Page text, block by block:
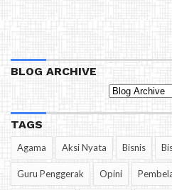
BLOG ARCHIVE
TAGS
Agama Aksi Nyata Bisnis
Guru Penggerak Opini